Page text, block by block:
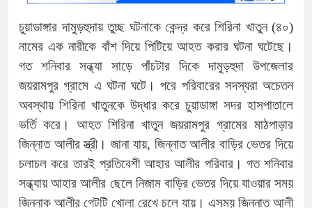
চুয়াডাঙ্গার দামুড়হুদায় তুচ্ছ ঘটনাকে কেন্দ্র করে শিরিনা খাতুন (৪০)
নামের এক নারীকে বাঁশ দিয়ে পিটিয়ে আহত করার ঘটনা ঘটেছে।
গত শনিবার সন্ধ্যা সাড়ে পাঁচটার দিকে দামুড়হুদা উপজেলার
জয়রামপুর গ্রামে এ ঘটনা ঘটে। পরে পরিবারের সদস্যরা অচেতন
অবস্থায় শিরিনা খাতুনকে উদ্ধার করে চুয়াডাঙ্গা সদর হাসপাতালে
ভর্তি করে। আহত শিরিনা খাতুন জয়রামপুর গ্রামের মাঠপাড়ার
জিন্নাত আলীর স্ত্রী। জানা যায়, জিন্নাত আলীর বাড়ির ভেতর দিয়ে
চলাচল করে তারই প্রতিবেশী আহার আলীর পরিবার। গত শনিবার
সন্ধ্যায় আহার আলীর ছেলে নিজাম বাড়ির ভেতর দিয়ে যাওয়ার সময়
জিন্নাক আলীর গেটটি খোলা রেখে চলে যায়। এসময় জিন্নাত আলী